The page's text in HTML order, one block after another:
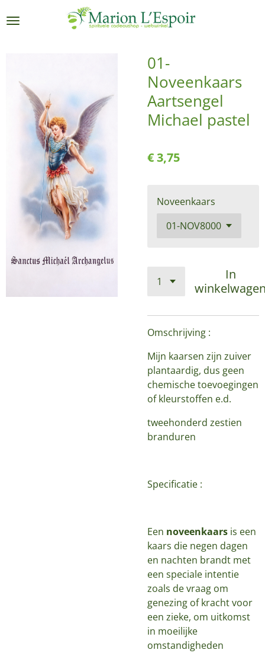
direct
01-
Noveenkaars
Aartsengel
Michael pastel
€ 3,75
Noveenkaars
In
Omschrijving :
Mijn kaarsen zijn zuiver
plantaardig, dus geen
chemische toevoegingen
of kleurstoffen e.d.
tweehonderd zestien
branduren
Specificatie :
Een noveenkaars is een
kaars die negen dagen
en nachten brandt met
een speciale intentie
zoals de vraag om
genezing of kracht voor
een zieke, om uitkomst
in moeilijke
omstandigheden